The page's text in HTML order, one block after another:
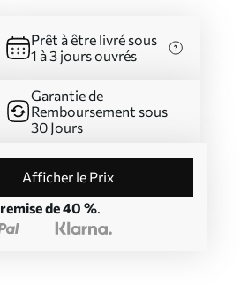
Prêt à être livré sous
1 à 3 jours ouvrés
Garantie de
Remboursement sous
30 Jours
Afficher le Prix
remise de 40 %.